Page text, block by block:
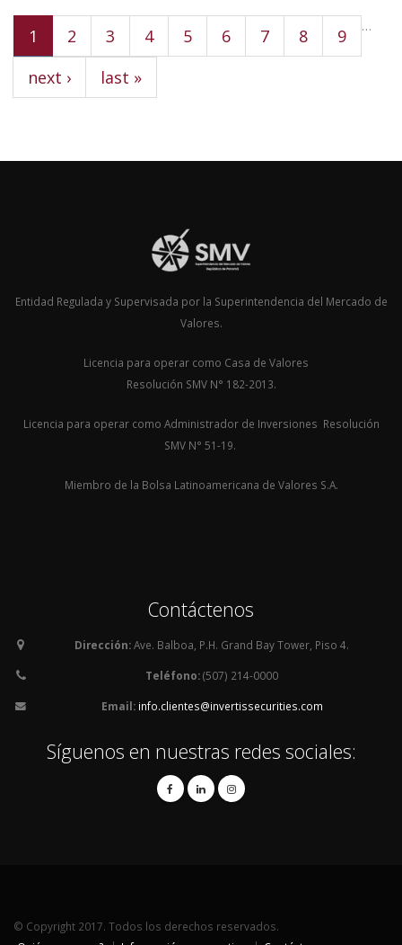
Pages
1 2 3 4 5 6 7 8 9 …
next › last »
Entidad Regulada y Supervisada por la Superintendencia del Mercado de
Valores.
Licencia para operar como Casa de Valores
Resolución SMV N° 182-2013.
Licencia para operar como Administrador de Inversiones Resolución
SMV N° 51-19.
Miembro de la Bolsa Latinoamericana de Valores S.A.
Contáctenos
Dirección:Ave. Balboa, P.H. Grand Bay Tower, Piso 4.
Teléfono:(507) 214-0000
Email: info.clientes@invertissecurities.com
Síguenos en nuestras redes sociales:
© Copyright 2017. Todos los derechos reservados.